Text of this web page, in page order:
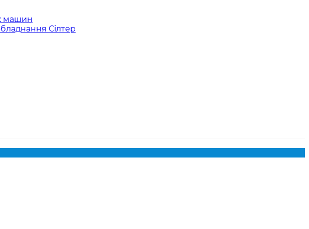
машин
Сілтер